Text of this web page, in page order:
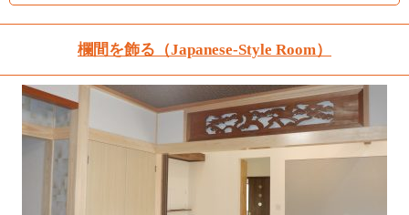
欄間を飾る（Japanese-Style Room）